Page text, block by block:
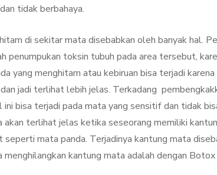
tidak berbahaya.
di sekitar mata disebabkan oleh banyak hal.
penumpukan toksin tubuh pada area tersebut,
yang menghitam atau kebiruan bisa terjadi
jadi terlihat lebih jelas. Terkadang
ini bisa terjadi pada mata yang sensitif dan tidak
terlihat jelas ketika seseorang memiliki
mata panda. Terjadinya kantung mata
menghilangkan kantung mata adalah dengan
Collagen Stimulator
Treatment, Satu
Perawatan Segudang
Manfaat